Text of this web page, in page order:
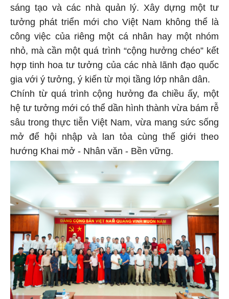
sáng tạo và các nhà quản lý. Xây dựng một tư
tưởng phát triển mới cho Việt Nam không thể là
công việc của riêng một cá nhân hay một nhóm
nhỏ, mà cần một quá trình “cộng hưởng chéo” kết
hợp tinh hoa tư tưởng của các nhà lãnh đạo quốc
gia với ý tưởng, ý kiến từ mọi tầng lớp nhân dân.
Chính từ quá trình cộng hưởng đa chiều ấy, một
hệ tư tưởng mới có thể dần hình thành vừa bám rễ
sâu trong thực tiễn Việt Nam, vừa mang sức sống
mở để hội nhập và lan tỏa cùng thế giới theo
hướng Khai mở - Nhân văn - Bền vững.